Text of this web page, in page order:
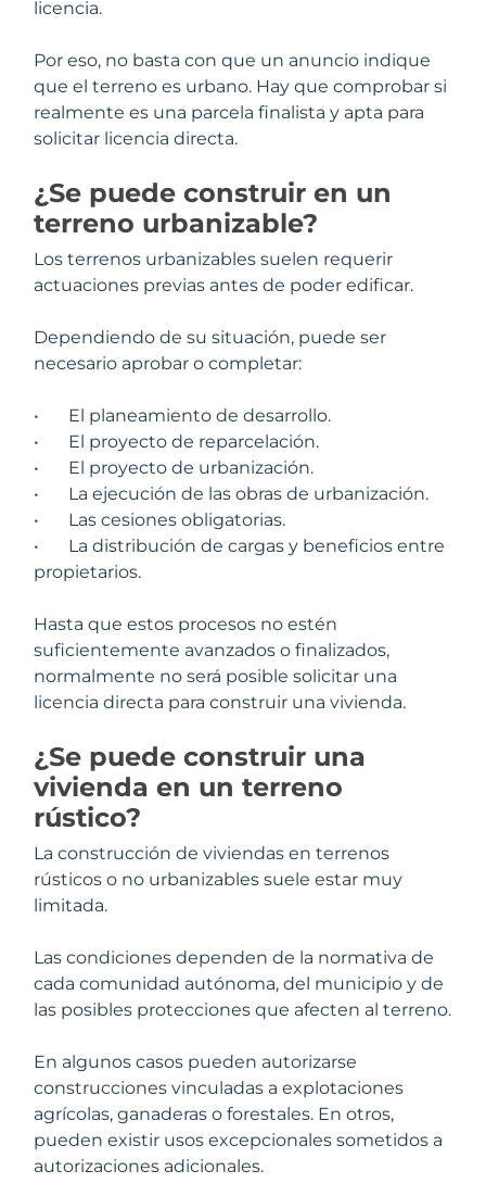
licencia.
Por eso, no basta con que un anuncio indique
que el terreno es urbano. Hay que comprobar si
realmente es una parcela finalista y apta para
solicitar licencia directa.
¿Se puede construir en un
terreno urbanizable?
Los terrenos urbanizables suelen requerir
actuaciones previas antes de poder edificar.
Dependiendo de su situación, puede ser
necesario aprobar o completar:
•
El planeamiento de desarrollo.
•
El proyecto de reparcelación.
•
El proyecto de urbanización.
•
La ejecución de las obras de urbanización.
•
Las cesiones obligatorias.
•
La distribución de cargas y beneficios entre
propietarios.
Hasta que estos procesos no estén
suficientemente avanzados o finalizados,
normalmente no será posible solicitar una
licencia directa para construir una vivienda.
¿Se puede construir una
vivienda en un terreno
rústico?
La construcción de viviendas en terrenos
rústicos o no urbanizables suele estar muy
limitada.
Las condiciones dependen de la normativa de
cada comunidad autónoma, del municipio y de
las posibles protecciones que afecten al terreno.
En algunos casos pueden autorizarse
construcciones vinculadas a explotaciones
agrícolas, ganaderas o forestales. En otros,
pueden existir usos excepcionales sometidos a
autorizaciones adicionales.